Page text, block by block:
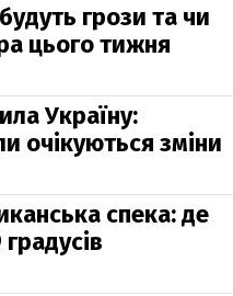
грози та чи
цього тижня
Україну:
очікуються зміни
спека: де